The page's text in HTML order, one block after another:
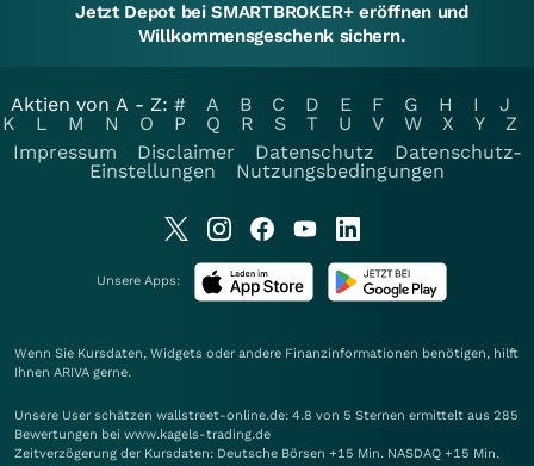
Jetzt Depot bei SMARTBROKER+ eröffnen und
Willkommensgeschenk sichern.
Aktien von A - Z: # A B C D E F G H I
J
K
L M N O P Q R S T U V W X Y
Z
Impressum
Disclaimer Datenschutz
Datenschutz-
Einstellungen
Nutzungsbedingungen
Unsere Apps:
Wenn Sie Kursdaten, Widgets oder andere Finanzinformationen benötigen, hilft
Ihnen ARIVA gerne.
Unsere User schätzen wallstreet-online.de: 4.8 von 5 Sternen ermittelt aus 285
Bewertungen bei www.kagels-trading.de
Zeitverzögerung der Kursdaten: Deutsche Börsen +15 Min. NASDAQ +15 Min.